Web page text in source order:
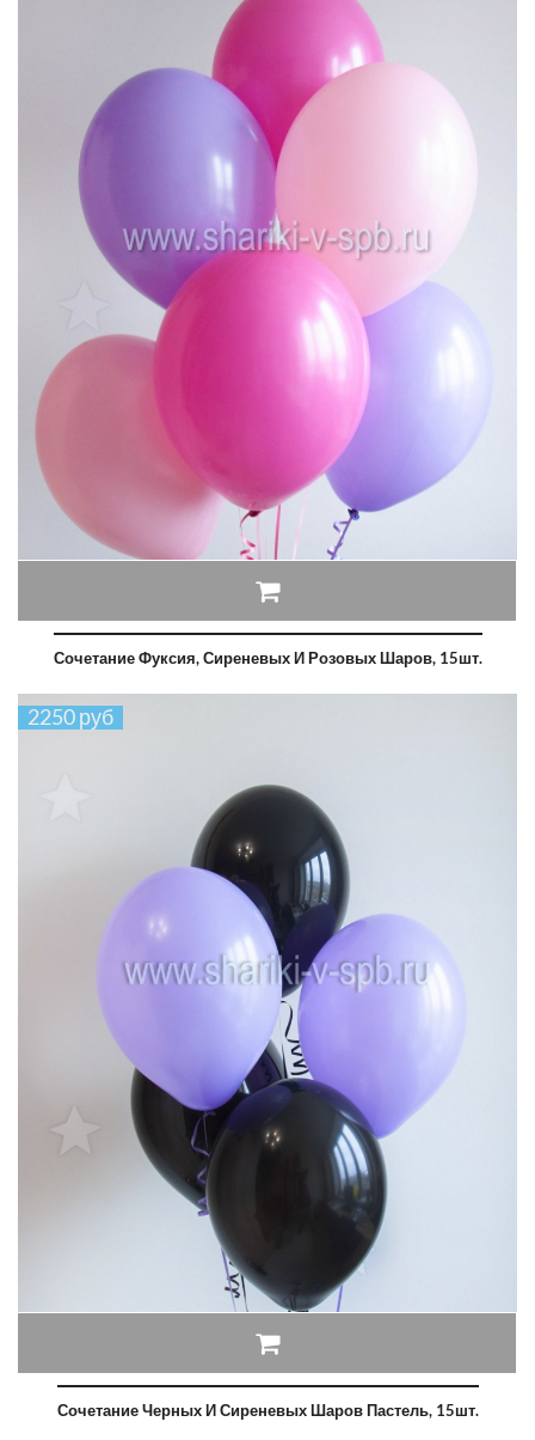
Сочетание Фуксия, Сиреневых И Розовых Шаров, 15шт.
2250 руб
Сочетание Черных И Сиреневых Шаров Пастель, 15шт.